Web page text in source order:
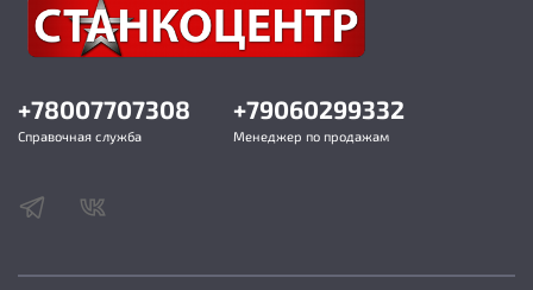
+78007707308
Справочная служба
+79060299332
Менеджер по продажам